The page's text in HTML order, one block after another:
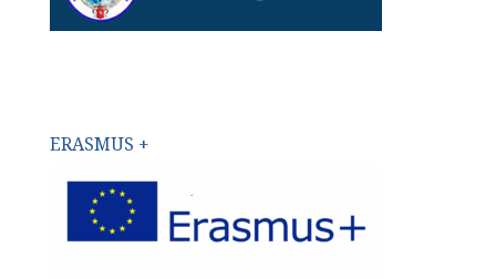
ERASMUS +